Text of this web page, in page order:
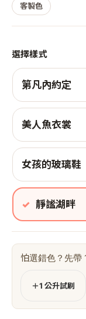
客製色
選擇樣式
第凡內約定
美人魚衣裳
女孩的玻璃鞋
靜謐湖畔
怕選錯色？先帶
＋1 公升試刷